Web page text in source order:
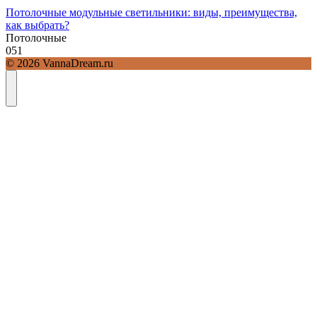
Потолочные модульные светильники: виды, преимущества,
как выбрать?
Потолочные
051
© 2026 VannaDream.ru